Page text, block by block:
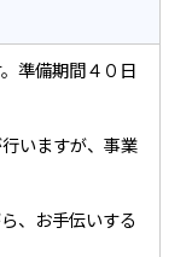
準備期間４０日
いますが、事業
、お手伝いする